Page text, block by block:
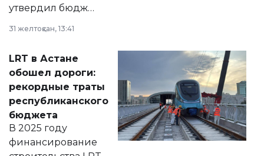
утвердил бюджет
2028 годы.
документ
появился в базе
нормативных
правовых актов и
на сайте маслихат
города.
31 желтоқсан, 13:41
LRT в Астане
обошел дороги:
рекордные траты
республиканского
бюджета
В 2025 году
финансирование